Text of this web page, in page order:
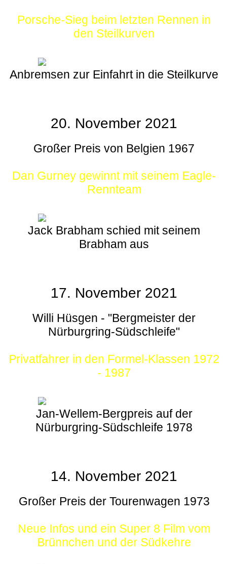
Porsche-Sieg beim letzten Rennen in
den Steilkurven
Anbremsen zur Einfahrt in die Steilkurve
20. November 2021
Großer Preis von Belgien 1967
Dan Gurney gewinnt mit seinem Eagle-
Rennteam
Jack Brabham schied mit seinem
Brabham aus
17. November 2021
Willi Hüsgen - "Bergmeister der
Nürburgring-Südschleife"
Privatfahrer in den Formel-Klassen 1972
- 1987
Jan-Wellem-Bergpreis auf der
Nürburgring-Südschleife 1978
14. November 2021
Großer Preis der Tourenwagen 1973
Neue Infos und ein Super 8 Film vom
Brünnchen und der Südkehre